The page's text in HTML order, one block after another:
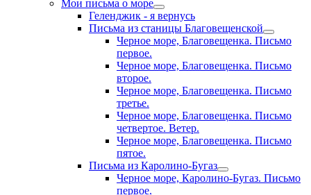
Мои письма о море
Геленджик - я вернусь
Письма из станицы Благовещенской
Черное море, Благовещенка. Письмо
первое.
Черное море, Благовещенка. Письмо
второе.
Черное море, Благовещенка. Письмо
третье.
Черное море, Благовещенка. Письмо
четвертое. Ветер.
Черное море, Благовещенка. Письмо
пятое.
Письма из Каролино-Бугаз
Черное море, Каролино-Бугаз. Письмо
первое.